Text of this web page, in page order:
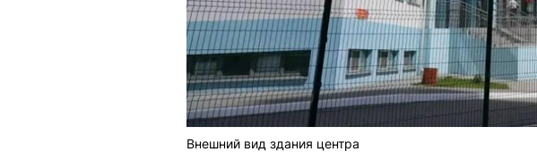
Внешний вид здания центра